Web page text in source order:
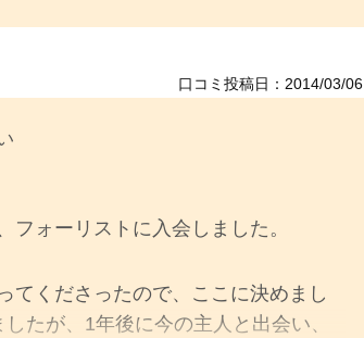
口コミ投稿日：2014/03/06
フォーリストに入会しました。
てくださったので、ここに決めまし
たが、1年後に今の主人と出会い、